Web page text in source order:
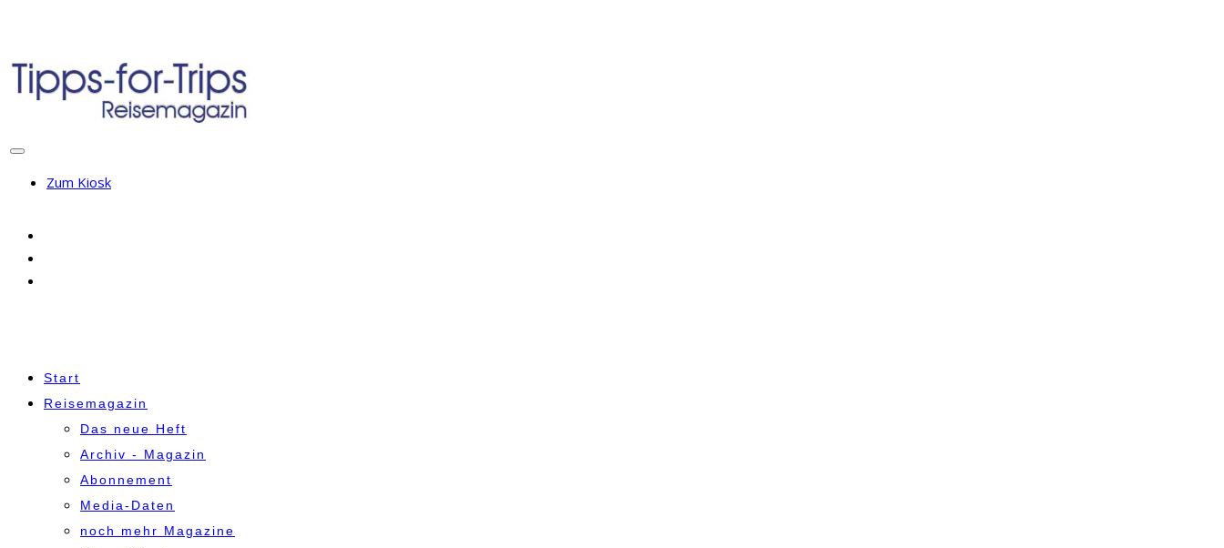
Zum Kiosk
Start
Reisemagazin
Das neue Heft
Archiv - Magazin
Abonnement
Media-Daten
noch mehr Magazine